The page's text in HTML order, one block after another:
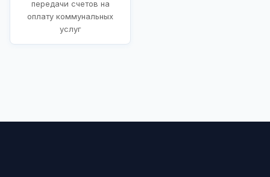
передачи счетов на
оплату коммунальных
услуг